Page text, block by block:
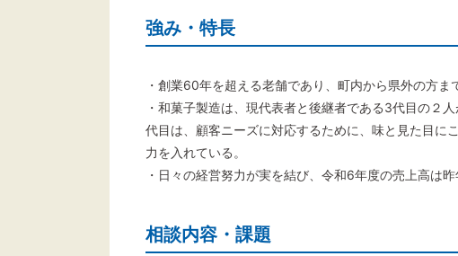
強み・特長
・創業60年を超える老舗であり、町内から県外の方ま
・和菓子製造は、現代表者と後継者である3代目の２
代目は、顧客ニーズに対応するために、味と見た目に
力を入れている。
・日々の経営努力が実を結び、令和6年度の売上高は昨
相談内容・課題